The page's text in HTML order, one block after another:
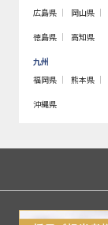
広島県 岡山県
徳島県 高知県
九州
福岡県 熊本県
沖縄県